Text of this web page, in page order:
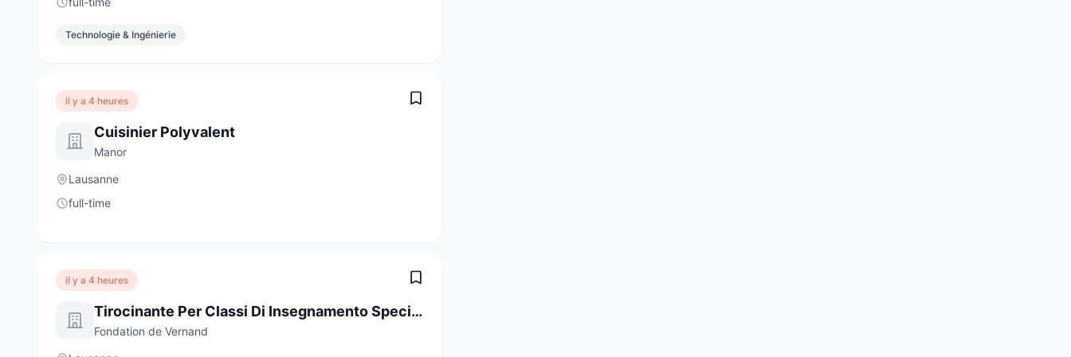
Technologie & Ingénierie
il y a 4 heures
Cuisinier Polyvalent
Manor
Lausanne
full-time
il y a 4 heures
Tirocinante Per Classi Di Insegnamento Specializzato
Fondation de Vernand